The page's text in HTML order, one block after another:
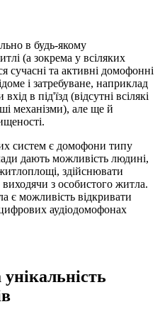
в будь-якому
(а зокрема у всіляких
сучасні та активні домофонні
і затребуване, наприклад
в під'їзд (відсутні всілякі
механізми), але ще й
систем є домофони типу
дають можливість людині,
здійснювати
з особистого житла.
є можливість відкривати
цифрових аудіодомофонах